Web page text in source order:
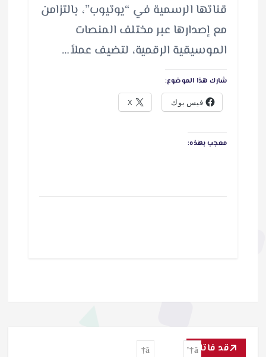
قناتها الرسمية في “يوتيوب”، بالتزامن
مع إصدارها عبر مختلف المنصات
الموسيقية الرقمية، لتضيف عملاً…
شارك هذا الموضوع:
فيس بوك X
معجب بهذه:
قد فاتك